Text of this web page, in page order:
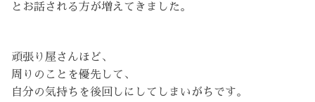
とお話される方が増えてきました。
頑張り屋さんほど、
周りのことを優先して、
自分の気持ちを後回しにしてしまいがちです。